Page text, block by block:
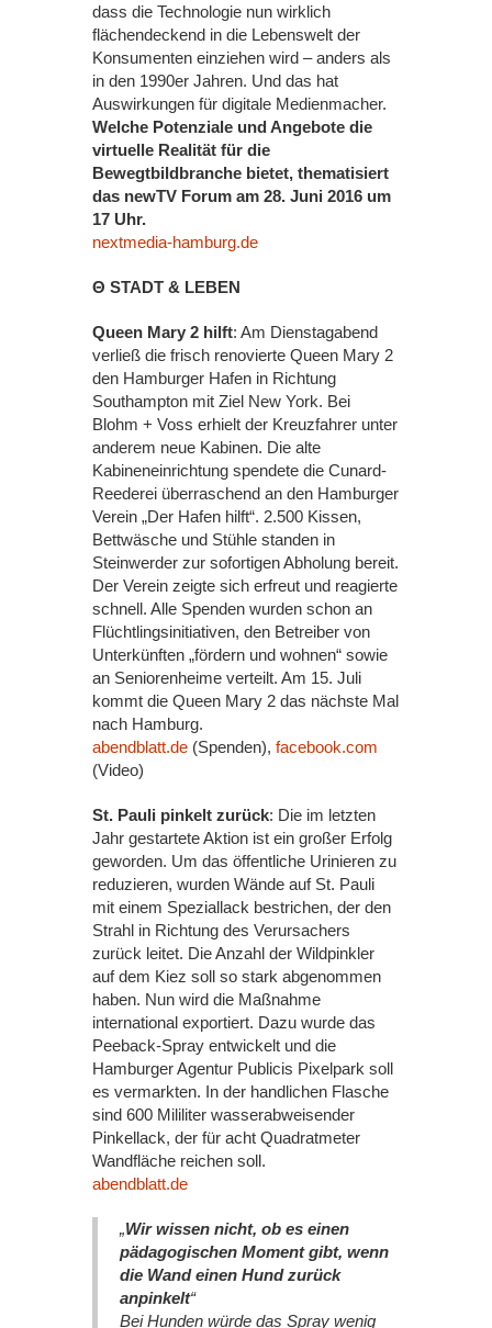
dass die Technologie nun wirklich
flächendeckend in die Lebenswelt der
Konsumenten einziehen wird – anders als
in den 1990er Jahren. Und das hat
Auswirkungen für digitale Medienmacher.
Welche Potenziale und Angebote die
virtuelle Realität für die
Bewegtbildbranche bietet, thematisiert
das newTV Forum am 28. Juni 2016 um
17 Uhr.
nextmedia-hamburg.de
Θ STADT & LEBEN
Queen Mary 2 hilft: Am Dienstagabend
verließ die frisch renovierte Queen Mary 2
den Hamburger Hafen in Richtung
Southampton mit Ziel New York. Bei
Blohm + Voss erhielt der Kreuzfahrer unter
anderem neue Kabinen. Die alte
Kabineneinrichtung spendete die Cunard-
Reederei überraschend an den Hamburger
Verein „Der Hafen hilft“. 2.500 Kissen,
Bettwäsche und Stühle standen in
Steinwerder zur sofortigen Abholung bereit.
Der Verein zeigte sich erfreut und reagierte
schnell. Alle Spenden wurden schon an
Flüchtlingsinitiativen, den Betreiber von
Unterkünften „fördern und wohnen“ sowie
an Seniorenheime verteilt. Am 15. Juli
kommt die Queen Mary 2 das nächste Mal
nach Hamburg.
abendblatt.de (Spenden), facebook.com
(Video)
St. Pauli pinkelt zurück: Die im letzten
Jahr gestartete Aktion ist ein großer Erfolg
geworden. Um das öffentliche Urinieren zu
reduzieren, wurden Wände auf St. Pauli
mit einem Speziallack bestrichen, der den
Strahl in Richtung des Verursachers
zurück leitet. Die Anzahl der Wildpinkler
auf dem Kiez soll so stark abgenommen
haben. Nun wird die Maßnahme
international exportiert. Dazu wurde das
Peeback-Spray entwickelt und die
Hamburger Agentur Publicis Pixelpark soll
es vermarkten. In der handlichen Flasche
sind 600 Mililiter wasserabweisender
Pinkellack, der für acht Quadratmeter
Wandfläche reichen soll.
abendblatt.de
„Wir wissen nicht, ob es einen
pädagogischen Moment gibt, wenn
die Wand einen Hund zurück
anpinkelt“
Bei Hunden würde das Spray wenig